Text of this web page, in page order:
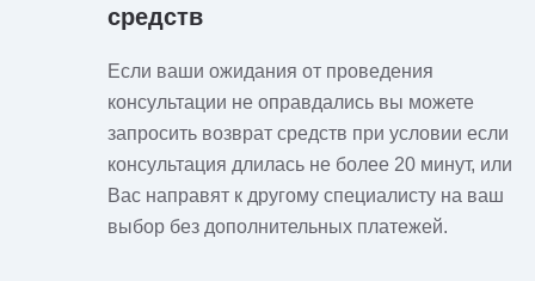
средств
Если ваши ожидания от проведения
консультации не оправдались вы можете
запросить возврат средств при условии если
консультация длилась не более 20 минут, или
Вас направят к другому специалисту на ваш
выбор без дополнительных платежей.